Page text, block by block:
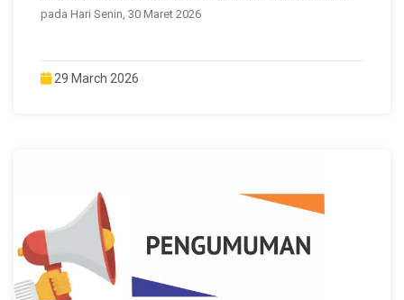
pada Hari Senin, 30 Maret 2026
29 March 2026